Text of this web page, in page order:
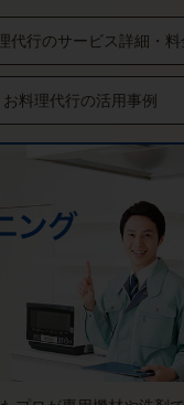
代行のサービス詳細・料
お料理代行の活用事例